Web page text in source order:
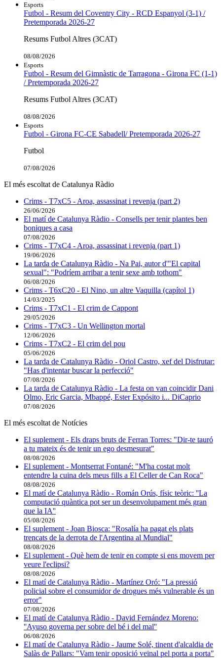
Esports
Futbol - Resum del Coventry City - RCD Espanyol (3-1) /
Pretemporada 2026-27
Resums Futbol Altres (3CAT)
08/08/2026
Esports
Futbol - Resum del Gimnàstic de Tarragona - Girona FC (1-1)
/ Pretemporada 2026-27
Resums Futbol Altres (3CAT)
08/08/2026
Esports
Futbol - Girona FC-CE Sabadell/ Pretemporada 2026-27
Futbol
07/08/2026
El més escoltat de Catalunya Ràdio
Crims - T7xC5 - Aroa, assassinat i revenja (part 2)
26/06/2026
El matí de Catalunya Ràdio - Consells per tenir plantes ben
boniques a casa
07/08/2026
Crims - T7xC4 - Aroa, assassinat i revenja (part 1)
19/06/2026
La tarda de Catalunya Ràdio - Na Pai, autor d'"El capital
sexual": "Podríem arribar a tenir sexe amb tothom"
06/08/2026
Crims - T6xC20 - El Nino, un altre Vaquilla (capítol 1)
14/03/2025
Crims - T7xC1 - El crim de Cappont
29/05/2026
Crims - T7xC3 - Un Wellington mortal
12/06/2026
Crims - T7xC2 - El crim del pou
05/06/2026
La tarda de Catalunya Ràdio - Oriol Castro, xef del Disfrutar:
"Has d'intentar buscar la perfecció"
07/08/2026
La tarda de Catalunya Ràdio - La festa on van coincidir Dani
Olmo, Eric Garcia, Mbappé, Ester Expósito i... DiCaprio
07/08/2026
El més escoltat de Notícies
El suplement - Els draps bruts de Ferran Torres: "Dir-te tauró
a tu mateix és de tenir un ego desmesurat"
08/08/2026
El suplement - Montserrat Fontané: "M'ha costat molt
entendre la cuina dels meus fills a El Celler de Can Roca"
08/08/2026
El matí de Catalunya Ràdio - Román Orús, físic teòric: ''La
computació quàntica pot ser un desenvolupament més gran
que la IA''
05/08/2026
El suplement - Joan Biosca: "Rosalía ha pagat els plats
trencats de la derrota de l'Argentina al Mundial"
08/08/2026
El suplement - Què hem de tenir en compte si ens movem per
veure l'eclipsi?
08/08/2026
El matí de Catalunya Ràdio - Martínez Oró: "La pressió
policial sobre el consumidor de drogues més vulnerable és un
error"
07/08/2026
El matí de Catalunya Ràdio - David Fernández Moreno:
''Ayuso governa per sobre del bé i del mal''
06/08/2026
El matí de Catalunya Ràdio - Jaume Solé, tinent d'alcaldia de
Salàs de Pallars: "Vam tenir oposició veïnal pel porta a porta"